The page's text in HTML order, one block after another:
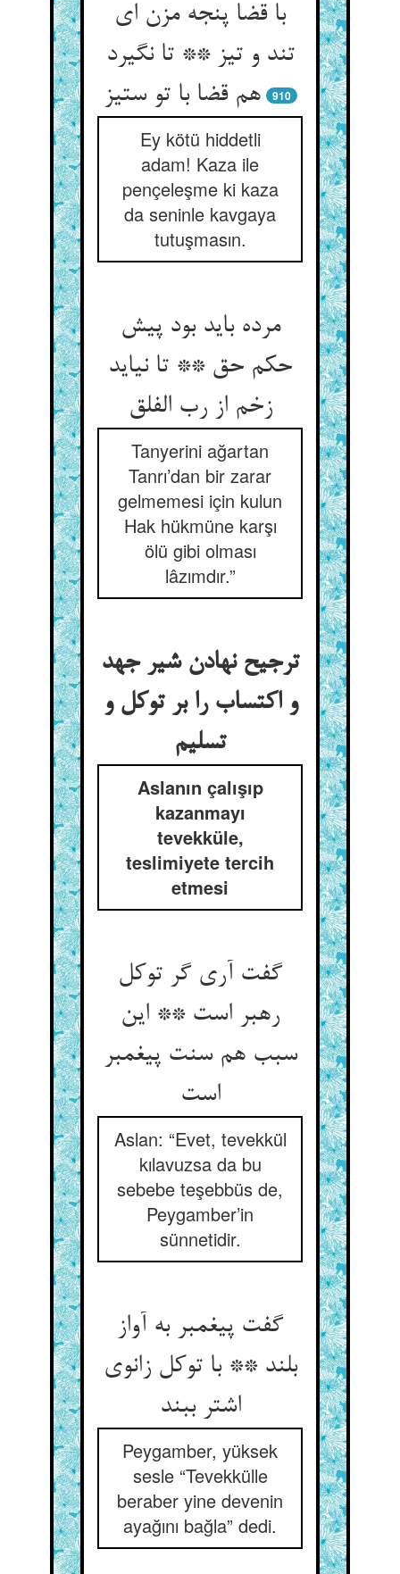
با قضا پنجه مزن ای
تند و تیز ** تا نگیرد
هم قضا با تو ستیز
910
Ey kötü hiddetli
adam! Kaza ile
pençeleşme ki kaza
da seninle kavgaya
tutuşmasın.
مرده باید بود پیش
حکم حق ** تا نیاید
زخم از رب الفلق‌‌
Tanyerini ağartan
Tanrı’dan bir zarar
gelmemesi için kulun
Hak hükmüne karşı
ölü gibi olması
lâzımdır.”
ترجیح نهادن شیر جهد
و اکتساب را بر توکل و
Aslanın çalışıp
kazanmayı
tevekküle,
teslimiyete tercih
etmesi
گفت آری گر توکل
رهبر است ** این
سبب هم سنت پیغمبر
است‌‌
Aslan: “Evet, tevekkül
kılavuzsa da bu
sebebe teşebbüs de,
Peygamber’in
sünnetidir.
گفت پیغمبر به آواز
بلند ** با توکل زانوی
اشتر ببند
Peygamber, yüksek
sesle “Tevekkülle
beraber yine devenin
ayağını bağla” dedi.